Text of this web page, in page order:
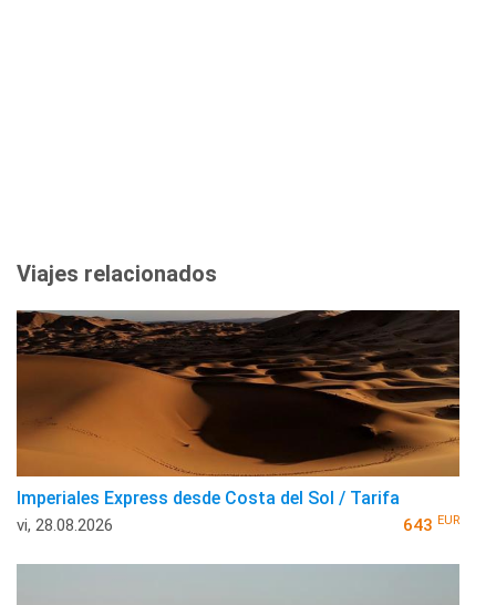
Viajes relacionados
Imperiales Express desde Costa del Sol / Tarifa
vi, 28.08.2026 643 EUR